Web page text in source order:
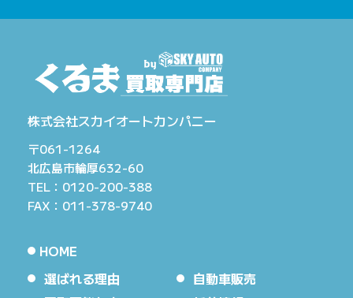
株式会社スカイオートカンパニー
〒061-1264
北広島市輪厚632-60
TEL：0120-200-388
FAX：011-378-9740
HOME
選ばれる理由
自動車販売